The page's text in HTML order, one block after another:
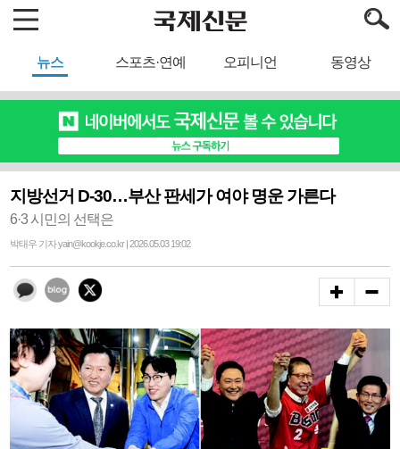
뉴스 스포츠·연예 오피니언 동영상
지방선거 D-30…부산 판세가 여야 명운 가른다
6·3 시민의 선택은
박태우 기자 yain@kookje.co.kr | 2026.05.03 19:02